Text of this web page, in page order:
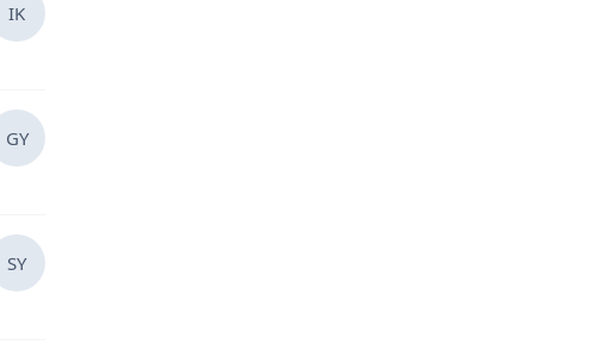
IK
GY
SY